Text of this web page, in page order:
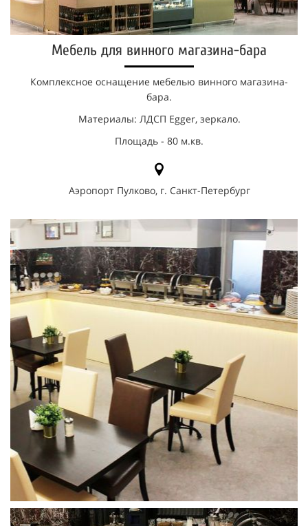
Мебель для винного магазина-бара
Комплексное оснащение мебелью винного магазина-
бара.
Материалы: ЛДСП Egger, зеркало.
Площадь - 80 м.кв.
Аэропорт Пулково, г. Санкт-Петербург